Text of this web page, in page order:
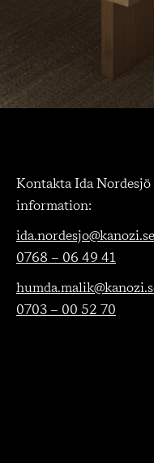
Kontakta Ida
information:
ida.nordesjo@kanozi.se
0768 – 06 49 41
0703 – 00 52 70